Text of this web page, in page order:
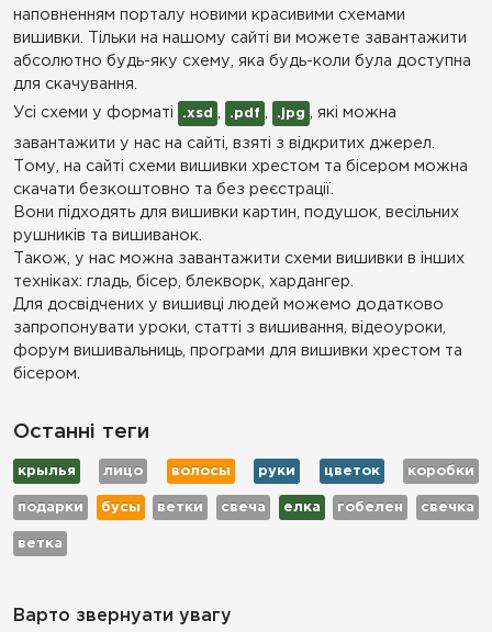
наповненням порталу новими красивими схемами
вишивки. Тільки на нашому сайті ви можете завантажити
абсолютно будь-яку схему, яка будь-коли була доступна
для скачування.
Усі схеми у форматі
.xsd .pdf .jpg , які можна
завантажити у нас на сайті, взяті з відкритих джерел.
Тому, на сайті схеми вишивки хрестом та бісером можна
скачати безкоштовно та без реєстрації.
Вони підходять для вишивки картин, подушок, весільних
рушників та вишиванок.
Також, у нас можна завантажити схеми вишивки в інших
техніках: гладь, бісер, блекворк, хардангер.
Для досвідчених у вишивці людей можемо додатково
запропонувати уроки, статті з вишивання, відеоуроки,
форум вишивальниць, програми для вишивки хрестом та
бісером.
Останні теги
крылья лицо волосы руки цветок коробки
подарки бусы ветки свеча елка гобелен свечка
ветка
Варто звернуати увагу